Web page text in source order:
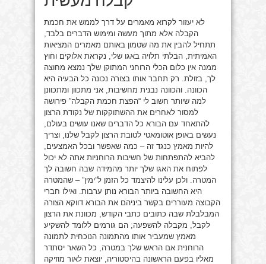
לא יעזור לקרוא מאמרים על דרך לממש את חכמת
הקבלה אלא מתוך מעשה ומימוש הדברים בלבד,
תתחיל להבין את מה שטמון באותם מאמרים המציאות
האמיתית, הבלתי תלויה באגו שלי, נקראת אלוקים וחוץ
ממנה אין כלום הכלי הרוחני המתוקן שלך נמצא מחוצה
לך, בזולת. רק תחבר אותו בצורה נכונה כל הבעיה היא
הכוונה. והכוונה נבנית מחשיבות, אני מתכוון ומתכוונן
למה שיותר חשוב לי “הפצת חכמת הקבלה” פירושה
למסור לאחרים את ההשתוקקות של נקודת הרצון
להתאחד עם הבורא כל הדברים שאנו עושים בעולם,
נעשים באופן אוטומאטי לטובת הרצון לקבל שלנו, וצריך
להיות מאמץ כנגד זה – כמה שאפשר ובכל האמצעים,
להביא להתפתחות של חשיבות הרוחניות אתה לא יכול
לפתוח את האגו שלך יותר מהמידה שבה חשובה לך
המטרה. ולכן עלינו להיצמד כל הזמן ל”ימין” – שהמטרה
היא החשובה ביותר הבורא נותן ערבות. ואילו חברי
הקבוצה מעוררים בקשר ביניהם את הבורא דווקא הצורה
המבלבלת שבה כתובים כתבי הקודש, מכוונת את הרצון
לקבל, מקבלה להשפעה; הם גורמים ללומד להשקיע
מאמץ שמעביר אותו מהתמונה הנוכחית לתמונה
הרוחנית אם הראש שלך במטרה, כל השאר יסתדר
מאליו בפעם הראשונה בהיסטוריה, יוצאת לאור מוזיקה